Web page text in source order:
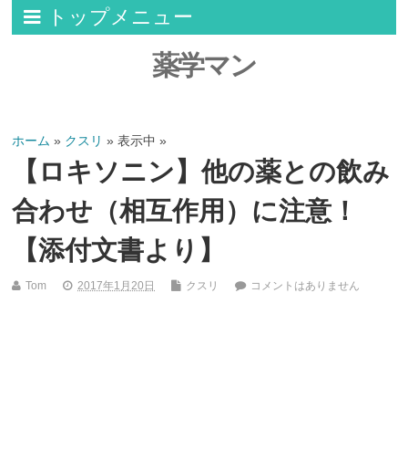
トップメニュー
薬学マン
ホーム » クスリ » 表示中 »
【ロキソニン】他の薬との飲み
合わせ（相互作用）に注意！
【添付文書より】
Tom 2017年1月20日 クスリ コメントはありません